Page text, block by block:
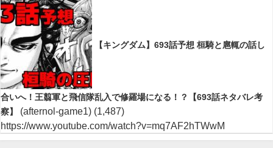
【キングダム】693話予想 桓騎と扈輒の話し
合いへ！王翦軍と飛信隊乱入で修羅場になる！？【693話ネタバレ考
察】
(afternol-game1) (1,487)
https://www.youtube.com/watch?v=mq7AF2hTWwM